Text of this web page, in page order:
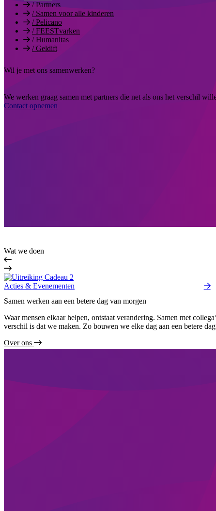
/Partners
/Samen voor alle kinderen
/Pelicano
/FEESTvarken
/Humanitas
/Geldift
Wil je met ons samenwerken?
We werken graag samen met partners die net als ons het verschil
Contact opnemen
Wat we doen
Acties & Evenementen
Samen werken aan een betere dag van morgen
Waar mensen elkaar helpen, ontstaat verandering. Samen met
verschil is dat we maken. Zo bouwen we elke dag aan een betere
Over ons